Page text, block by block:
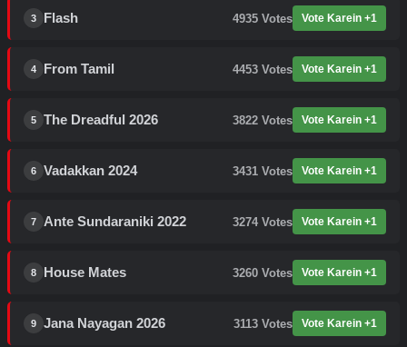
3 Flash 4935 Votes Vote Karein +1
4 From Tamil 4453 Votes Vote Karein +1
5 The Dreadful 2026 3822 Votes Vote Karein +1
6 Vadakkan 2024 3431 Votes Vote Karein +1
7 Ante Sundaraniki 2022 3274 Votes Vote Karein +1
8 House Mates 3260 Votes Vote Karein +1
9 Jana Nayagan 2026 3113 Votes Vote Karein +1